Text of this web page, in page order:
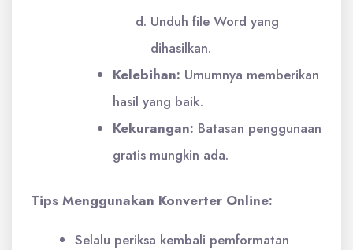
Unduh file Word yang
dihasilkan.
Kelebihan: Umumnya memberikan
hasil yang baik.
Kekurangan: Batasan penggunaan
gratis mungkin ada.
Tips Menggunakan Konverter Online:
Selalu periksa kembali pemformatan